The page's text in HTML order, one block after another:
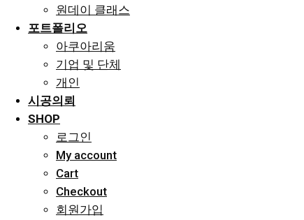
원데이 클래스
포트폴리오
아쿠아리움
기업 및 단체
개인
시공의뢰
SHOP
로그인
My account
Cart
Checkout
회원가입